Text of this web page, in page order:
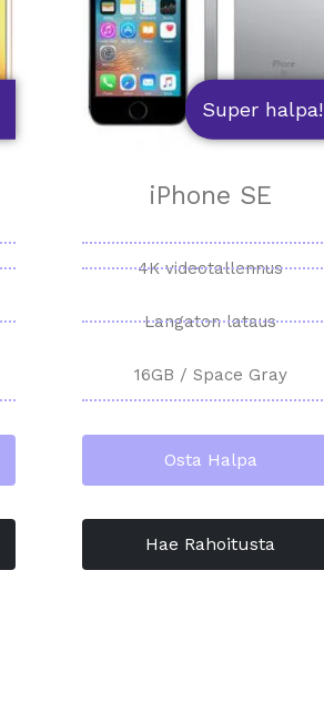
Super halpa!
iPhone SE
4K videotallennus
Langaton lataus
16GB / Space Gray
Osta Halpa
Hae Rahoitusta